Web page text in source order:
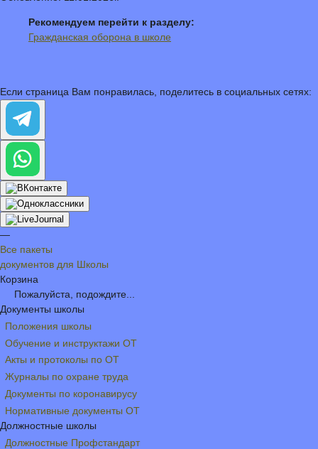
Рекомендуем перейти к разделу:
Гражданская оборона в школе
Если страница Вам понравилась, поделитесь в социальных сетях:
—
Все пакеты
документов для Школы
Корзина
Пожалуйста, подождите...
Документы школы
Положения школы
Обучение и инструктажи ОТ
Акты и протоколы по ОТ
Журналы по охране труда
Документы по коронавирусу
Нормативные документы ОТ
Должностные школы
Должностные Профстандарт